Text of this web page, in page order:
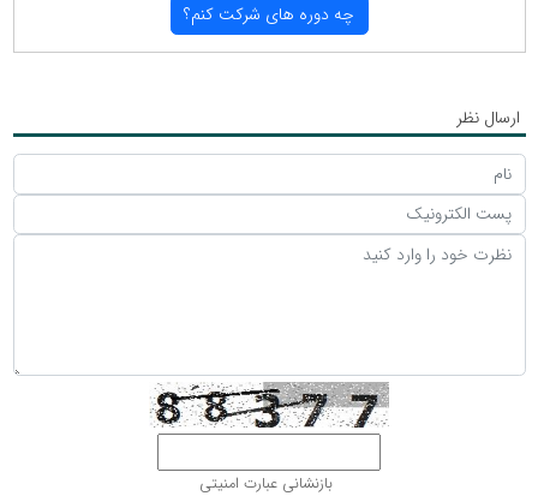
چه دوره های شركت كنم؟
ارسال نظر
بازنشانی عبارت امنیتی